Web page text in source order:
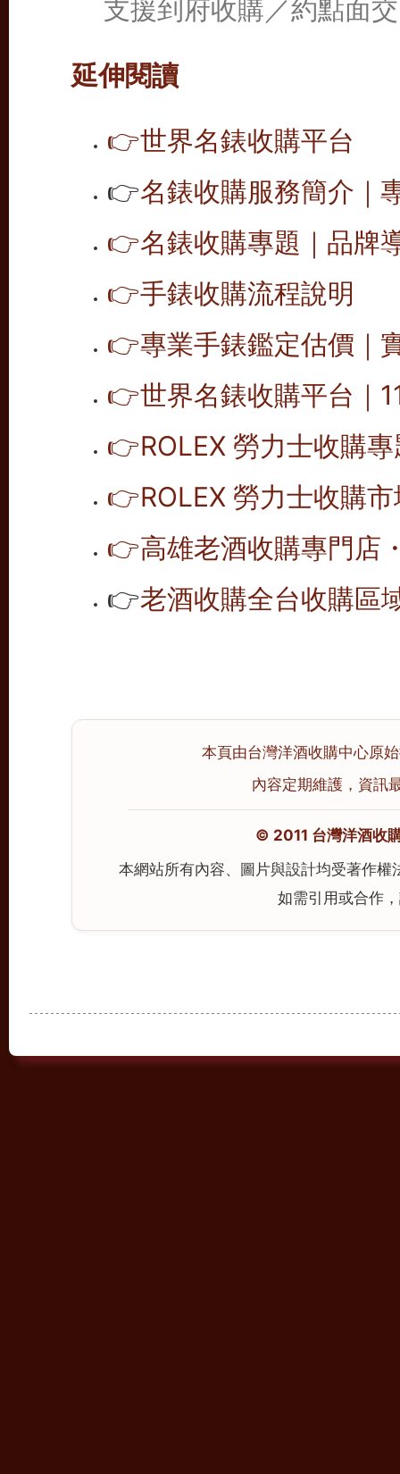
支援到府收購／約點面
延伸閱讀
👉世界名錶收購平台
👉名錶收購服務簡介｜
👉名錶收購專題｜品牌
👉手錶收購流程說明
👉專業手錶鑑定估價｜
👉世界名錶收購平台｜
👉ROLEX 勞力士收購
👉ROLEX 勞力士收購
👉高雄老酒收購專門店
👉老酒收購全台收購區
本頁由台灣洋酒收購中心原
內容定期維護，資訊
© 2011 台灣洋酒收
本網站所有內容、圖片與設計均受著作
如需引用或合作